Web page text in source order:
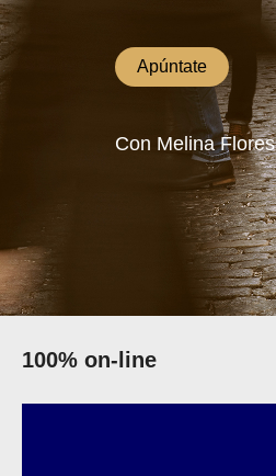
Apúntate
Con Melina Flores
100% on-line